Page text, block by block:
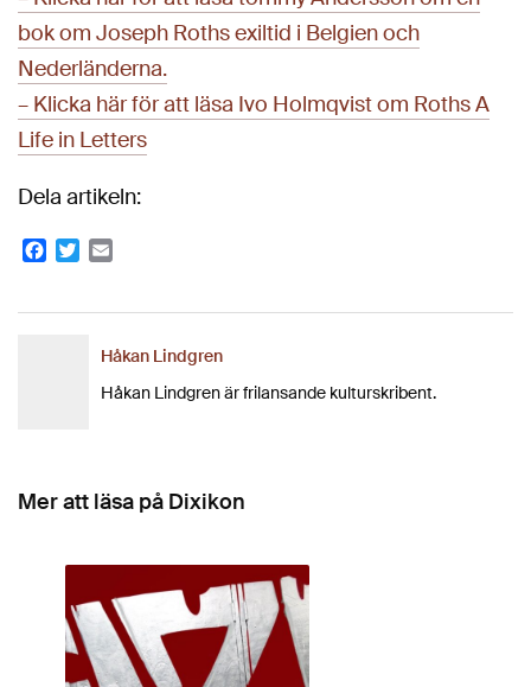
bok om Joseph Roths exiltid i Belgien och
Nederländerna.
– Klicka här för att läsa Ivo Holmqvist om Roths A
Life in Letters
Dela artikeln:
Facebook
TwitterEmail
Håkan Lindgren
Håkan Lindgren är frilansande kulturskribent.
Mer att läsa på Dixikon